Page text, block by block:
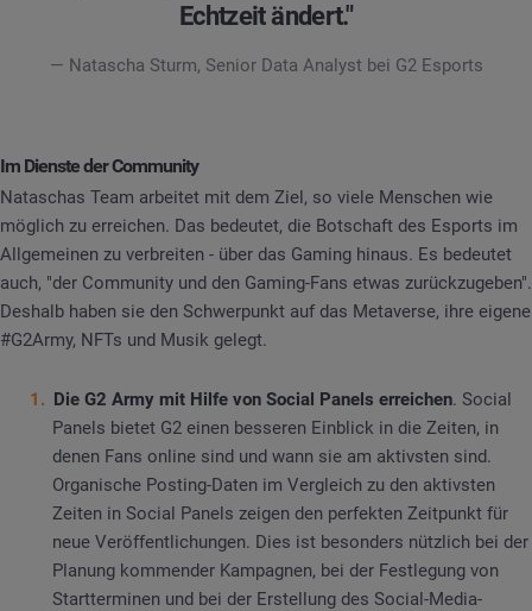
Echtzeit ändert."
— Natascha Sturm, Senior Data Analyst bei G2 Esports
Im Dienste der Community
Nataschas Team arbeitet mit dem Ziel, so viele Menschen wie
möglich zu erreichen. Das bedeutet, die Botschaft des Esports im
Allgemeinen zu verbreiten - über das Gaming hinaus. Es bedeutet
auch, "der Community und den Gaming-Fans etwas zurückzugeben".
Deshalb haben sie den Schwerpunkt auf das Metaverse, ihre eigene
#G2Army, NFTs und Musik gelegt.
Die G2 Army mit Hilfe von Social Panels erreichen. Social
Panels bietet G2 einen besseren Einblick in die Zeiten, in
denen Fans online sind und wann sie am aktivsten sind.
Organische Posting-Daten im Vergleich zu den aktivsten
Zeiten in Social Panels zeigen den perfekten Zeitpunkt für
neue Veröffentlichungen. Dies ist besonders nützlich bei der
Planung kommender Kampagnen, bei der Festlegung von
Startterminen und bei der Erstellung des Social-Media-